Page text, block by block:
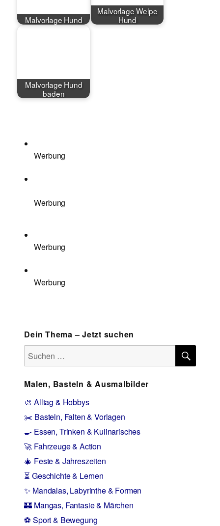
Malvorlage Hund
Malvorlage Welpe
Hund
Malvorlage Hund
baden
Werbung
Werbung
Werbung
Werbung
Dein Thema – Jetzt suchen
Suchen
nach:
Malen, Basteln & Ausmalbilder
🎨 Alltag & Hobbys
✂️ Basteln, Falten & Vorlagen
🍳 Essen, Trinken & Kulinarisches
🚀 Fahrzeuge & Action
🎄 Feste & Jahreszeiten
⏳ Geschichte & Lernen
✨ Mandalas, Labyrinthe & Formen
🏰 Mangas, Fantasie & Märchen
⚽ Sport & Bewegung